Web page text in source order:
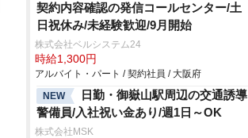
契約内容確認の発信コールセンター/土
日祝休み/未経験歓迎/9月開始
株式会社ベルシステム24
時給1,300円
アルバイト・パート / 契約社員 / 大阪府
NEW
日勤・御嶽山駅周辺の交通誘導
警備員/入社祝い金あり/週1日～OK
株式会社MSK